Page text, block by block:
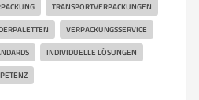
TRANSPORTVERPACKUNGEN
VERPACKUNGSSERVICE
INDIVIDUELLE LÖSUNGEN